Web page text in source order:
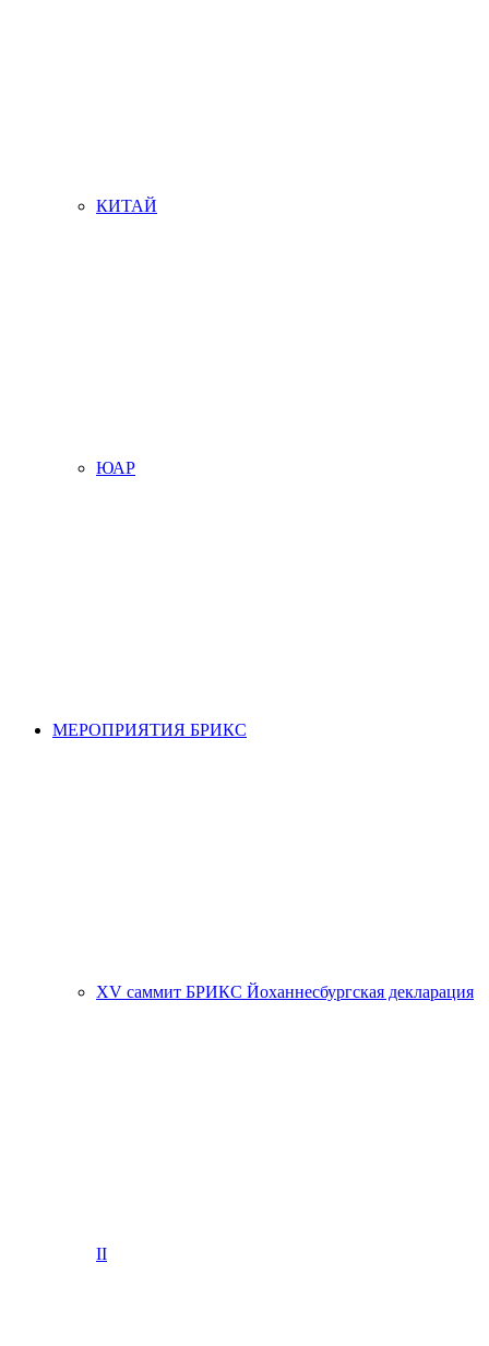
КИТАЙ
ЮАР
МЕРОПРИЯТИЯ БРИКС
XV саммит БРИКС Йоханнесбургская декларация
II